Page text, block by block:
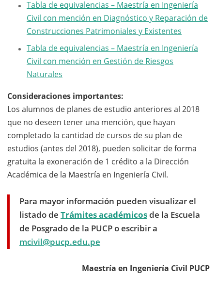
Tabla de equivalencias – Maestría en Ingeniería
Civil con mención en Diagnóstico y Reparación de
Construcciones Patrimoniales y Existentes
Tabla de equivalencias – Maestría en Ingeniería
Civil con mención en Gestión de Riesgos
Naturales
Consideraciones importantes:
Los alumnos de planes de estudio anteriores al 2018
que no deseen tener una mención, que hayan
completado la cantidad de cursos de su plan de
estudios (antes del 2018), pueden solicitar de forma
gratuita la exoneración de 1 crédito a la Dirección
Académica de la Maestría en Ingeniería Civil.
Para mayor información pueden visualizar el
listado de Trámites académicosde la Escuela
de Posgrado de la PUCP o escribir a
mcivil@pucp.edu.pe
Maestría en Ingeniería Civil PUCP